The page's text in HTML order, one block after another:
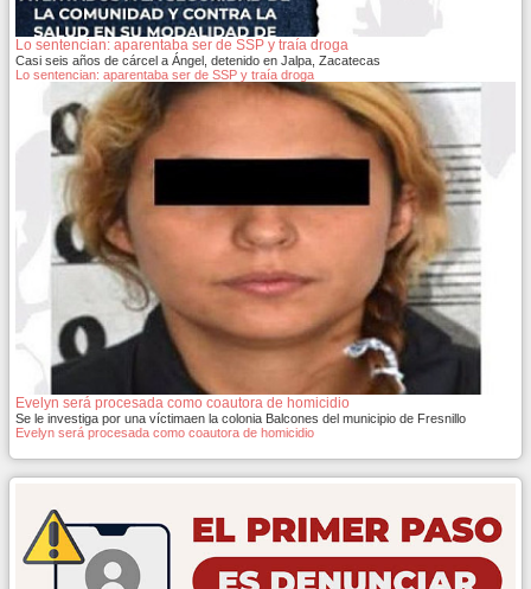
Lo sentencian: aparentaba ser de SSP y traía droga
Casi seis años de cárcel a Ángel, detenido en Jalpa, Zacatecas
Lo sentencian: aparentaba ser de SSP y traía droga
Evelyn será procesada como coautora de homicidio
Se le investiga por una víctimaen la colonia Balcones del municipio de Fresnillo
Evelyn será procesada como coautora de homicidio